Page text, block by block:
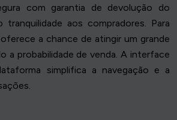
com garantia de devolução do
tranquilidade aos compradores. Para
a chance de atingir um grande
a probabilidade de venda. A interface
simplifica a navegação e a